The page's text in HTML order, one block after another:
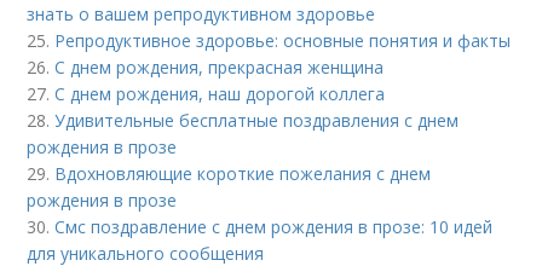
знать о вашем репродуктивном здоровье
25. Репродуктивное здоровье: основные понятия и факты
26.С днем рождения, прекрасная женщина
27.С днем рождения, наш дорогой коллега
28.Удивительные бесплатные поздравления с днем
рождения в прозе
29. Вдохновляющие короткие пожелания с днем
рождения в прозе
30.Смс поздравление с днем рождения в прозе: 10 идей
для уникального сообщения